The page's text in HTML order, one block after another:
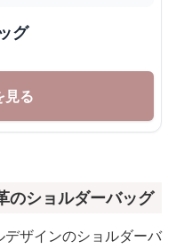
グ
見る
のショルダーバッグ
ザインのショルダーバ